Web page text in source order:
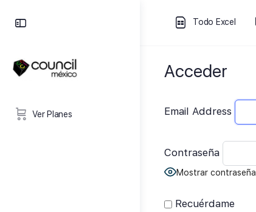
Ver Planes
Todo Excel
Acceder
Email Address
Contraseña
Mostrar contraseña
Recuérdame